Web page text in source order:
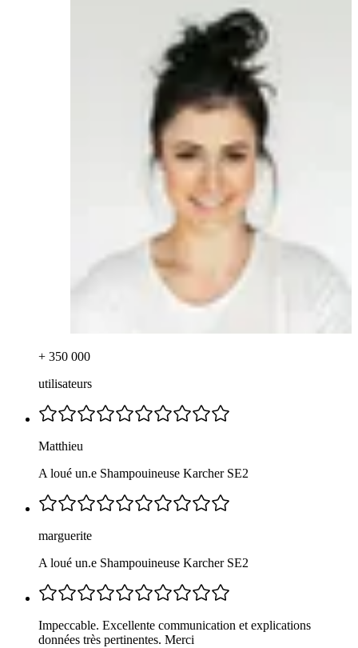
+ 350 000
utilisateurs
Matthieu
A loué un.e Shampouineuse Karcher SE2
marguerite
A loué un.e Shampouineuse Karcher SE2
Impeccable. Excellente communication et explications
données très pertinentes. Merci